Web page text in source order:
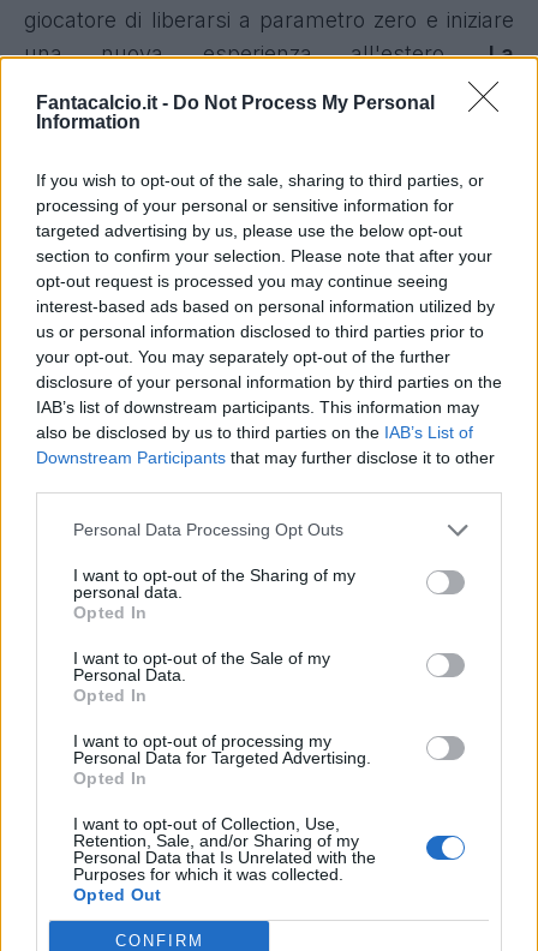
Fantacalcio.it - Do Not Process My Personal
Information
If you wish to opt-out of the sale, sharing to third parties, or
processing of your personal or sensitive information for
targeted advertising by us, please use the below opt-out
section to confirm your selection. Please note that after your
opt-out request is processed you may continue seeing
interest-based ads based on personal information utilized by
us or personal information disclosed to third parties prior to
your opt-out. You may separately opt-out of the further
disclosure of your personal information by third parties on the
IAB’s list of downstream participants. This information may
also be disclosed by us to third parties on the IAB’s List of
Downstream Participants that may further disclose it to other
Personal Data Processing Opt Outs
I want to opt-out of the Sharing of my
personal data.
Opted In
I want to opt-out of the Sale of my
Personal Data.
Opted In
I want to opt-out of processing my
Personal Data for Targeted Advertising.
Opted In
I want to opt-out of Collection, Use,
Retention, Sale, and/or Sharing of my
Personal Data that Is Unrelated with the
Purposes for which it was collected.
Opted Out
CONFIRM
giocatore di liberarsi a parametro zero e iniziare
una nuova esperienza all'estero.La
destinazione è il Qatar, dove lo attende l'Al
Shamal, club con cui l'accordo è ormai in
Per il Milan si tratta di un'uscita che
alleggerisce il monte ingaggi e libera uno
spazio importante nella rosa in vista delle
prossime operazioni di mercato.Bennacer,
invece, ripartirà da un campionato diverso dopo
un percorso in Italia segnato da qualità tecniche
indiscutibili ma anche da numerosi problemi fisici
che ne hanno limitato la continuità nelle ultime